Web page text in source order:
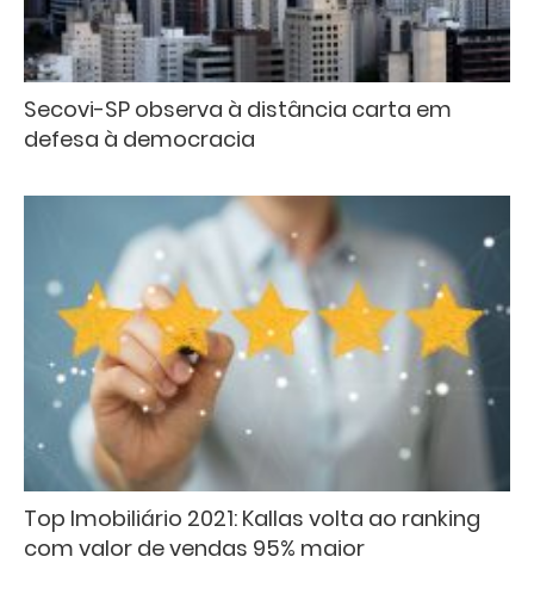
Secovi-SP observa à distância carta em
defesa à democracia
Top Imobiliário 2021: Kallas volta ao ranking
com valor de vendas 95% maior